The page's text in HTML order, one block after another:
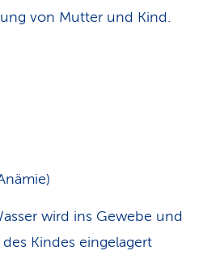
von Mutter und Kind.
wird ins Gewebe und
Kindes eingelagert